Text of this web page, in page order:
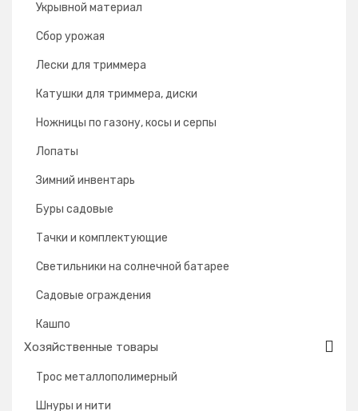
Укрывной материал
Сбор урожая
Лески для триммера
Катушки для триммера, диски
Ножницы по газону, косы и серпы
Лопаты
Зимний инвентарь
Буры садовые
Тачки и комплектующие
Светильники на солнечной батарее
Садовые ограждения
Кашпо
Хозяйственные товары
Трос металлополимерный
Шнуры и нити